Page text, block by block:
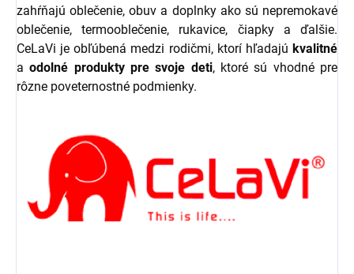
zahŕňajú oblečenie, obuv a doplnky ako sú nepremokavé
oblečenie, termooblečenie, rukavice, čiapky a ďalšie.
CeLaVi je obľúbená medzi rodičmi, ktorí hľadajú kvalitné
aodolné produkty pre svoje deti, ktoré sú vhodné pre
rôzne poveternostné podmienky.